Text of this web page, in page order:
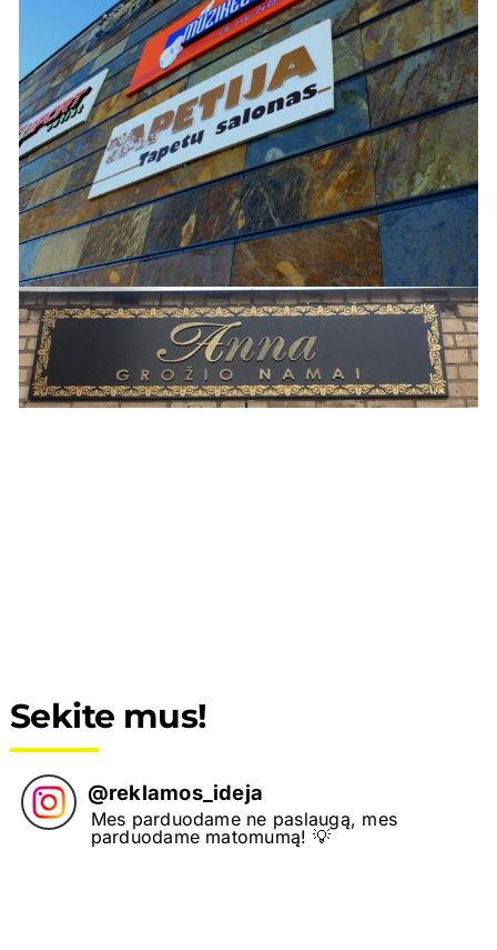
Sekite mus!
@reklamos_ideja
Mes parduodame ne paslaugą, mes
parduodame matomumą! 💡